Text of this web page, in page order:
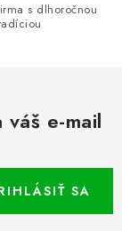
s dlhoročnou
e-mail
SA